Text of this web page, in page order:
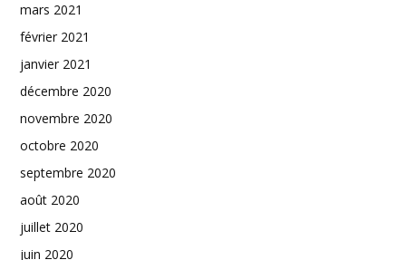
mars 2021
février 2021
janvier 2021
décembre 2020
novembre 2020
octobre 2020
septembre 2020
août 2020
juillet 2020
juin 2020